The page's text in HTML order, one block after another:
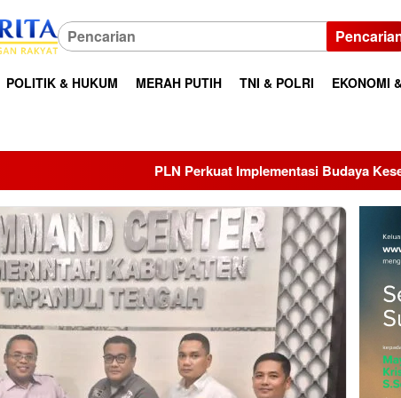
POLITIK & HUKUM MERAH PUTIH TNI & POLRI EKONOMI
PLN Perkuat Implementasi Budaya Keselamatan Kerja melalui